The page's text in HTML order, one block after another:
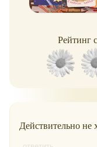
Рейтинг
Действительно не